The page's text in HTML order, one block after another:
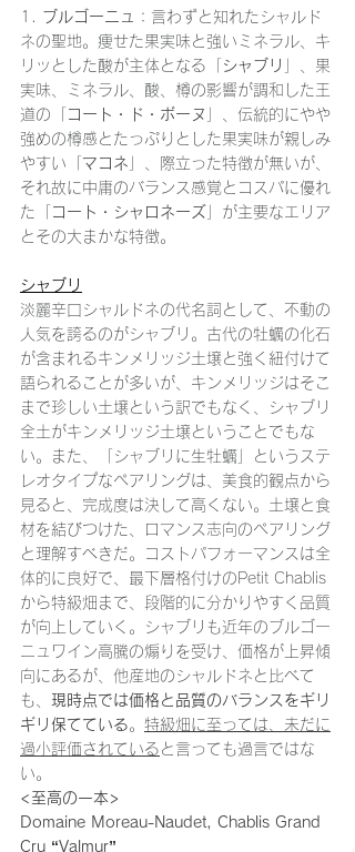
1. ブルゴーニュ ： 言わずと知れたシャルド
ネの聖地。痩せた果実味と強いミネラル、キ
リッとした酸が主体となる「
シャブリ
」、果
実味、ミネラル、酸、樽の影響が調和した王
道の「
コート・ド・ボーヌ
」、伝統的にやや
強めの樽感とたっぷりとした果実味が親しみ
やすい「 マコネ 」、際立った特徴が無いが、
それ故に中庸のバランス感覚とコスパに優れ
た「
コート・シャロネーズ 」が主要なエリア
とその大まかな特徴。
シャブリ
淡麗辛口シャルドネの代名詞として、不動の
人気を誇るのがシャブリ。古代の牡蠣の化石
が含まれるキンメリッジ土壌と強く紐付けて
語られることが多いが、キンメリッジはそこ
まで珍しい土壌という訳でもなく、シャブリ
全土がキンメリッジ土壌ということでもな
い。また、「シャブリに生牡蠣」というステ
レオタイプなペアリングは、美食的観点から
見ると、完成度は決して高くない。土壌と食
材を結びつけた、ロマンス志向のペアリング
と理解すべきだ。コストパフォーマンスは全
体的に良好で、最下層格付けのPetit Chablis
から特級畑まで、段階的に分かりやすく品質
が向上していく。シャブリも近年のブルゴー
ニュワイン高騰の煽りを受け、価格が上昇傾
向にあるが、他産地のシャルドネと比べて
も、 現時点では価格と品質のバランスをギリ
ギリ保てている 。 特級畑に至っては、未だに
過小評価されている と言っても過言ではな
い。
<至高の一本>
Domaine Moreau-Naudet, Chablis Grand
Cru “Valmur”